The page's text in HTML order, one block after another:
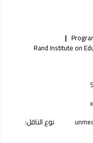
Rand Institute on
نوع الناقل: